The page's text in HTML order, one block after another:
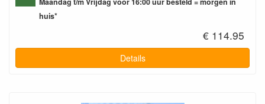
huis*
€ 114.95
Details